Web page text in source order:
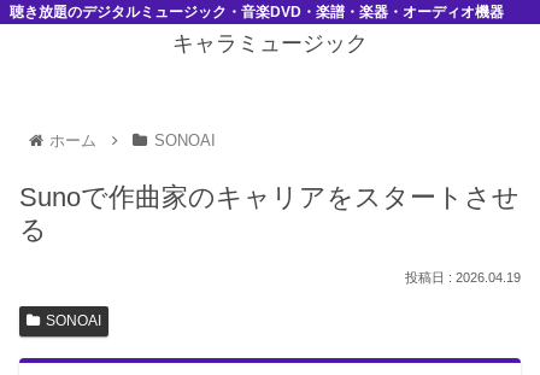
聴き放題のデジタルミュージック・音楽DVD・楽譜・楽器・オーディオ機器
キャラミュージック
ホーム SONOAI
Sunoで作曲家のキャリアをスタートさせ
る
2026.04.19
SONOAI